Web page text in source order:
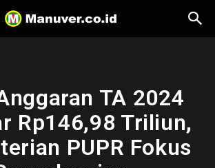
TA 2024
Rp146,98 Triliun,
PUPR Fokus